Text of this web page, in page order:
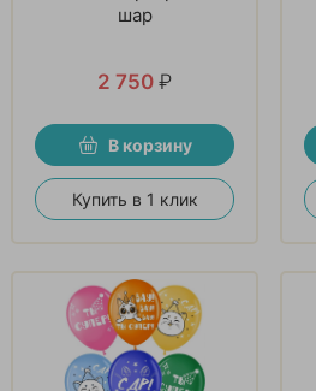
шар
2 750 ₽
В корзину
Купить в 1 клик